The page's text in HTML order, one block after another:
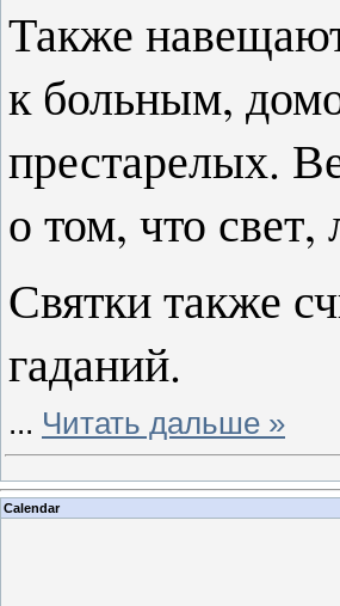
Также
к больным,
престарелых.
о том, что
Святки также
гаданий.
... Читать дальше »
Calendar